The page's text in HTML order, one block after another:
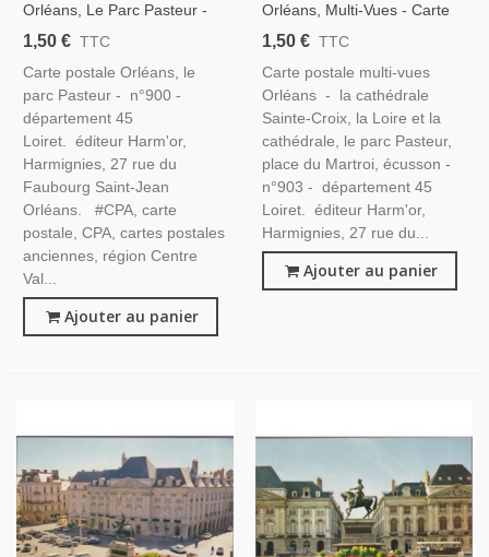
Orléans, Le Parc Pasteur -
Carte Postale Département
1,50 € TTC
Carte postale Orléans, le
parc Pasteur - n°900 -
département 45
Loiret. éditeur Harm'or,
Harmignies, 27 rue du
Faubourg Saint-Jean
Orléans. #CPA, carte
postale, CPA, cartes postales
anciennes, région Centre
Val...
Ajouter au panier
Orléans, Multi-Vues - Carte
Postale Département 45
1,50 € TTC
Carte postale multi-vues
Orléans - la cathédrale
Sainte-Croix, la Loire et la
cathédrale, le parc Pasteur,
place du Martroi, écusson -
n°903 - département 45
Loiret. éditeur Harm'or,
Harmignies, 27 rue du...
Ajouter au panier